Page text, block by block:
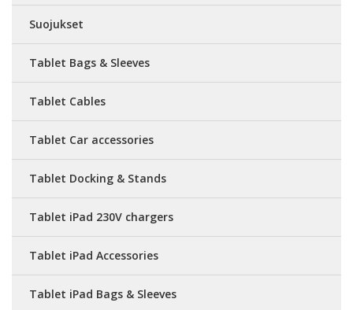
Suojukset
Tablet Bags & Sleeves
Tablet Cables
Tablet Car accessories
Tablet Docking & Stands
Tablet iPad 230V chargers
Tablet iPad Accessories
Tablet iPad Bags & Sleeves